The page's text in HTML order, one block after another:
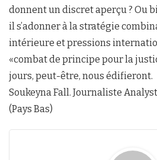
donnent un discret aperçu ? Ou
il s’adonner à la stratégie
intérieure et pressions
«combat de principe pour la
jours, peut-être, nous édifieront.
Soukeyna Fall. Journaliste
(Pays Bas)